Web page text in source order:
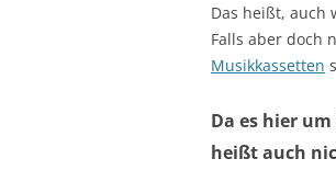
Das heißt, auch
Falls aber doch
Musikkassetten
Da es hier
heißt auch